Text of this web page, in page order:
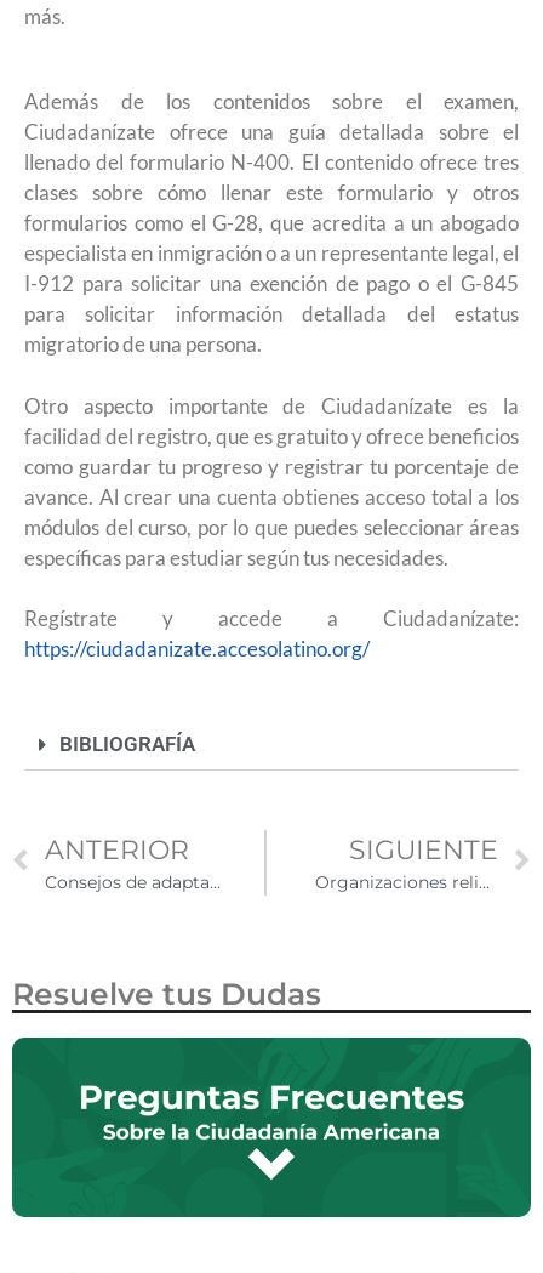
más.
Además de los contenidos sobre el examen,
Ciudadanízate ofrece una guía detallada sobre el
llenado del formulario N-400. El contenido ofrece tres
clases sobre cómo llenar este formulario y otros
formularios como el G-28, que acredita a un abogado
especialista en inmigración o a un representante legal, el
I-912 para solicitar una exención de pago o el G-845
para solicitar información detallada del estatus
migratorio de una persona.
Otro aspecto importante de Ciudadanízate es la
facilidad del registro, que es gratuito y ofrece beneficios
como guardar tu progreso y registrar tu porcentaje de
avance. Al crear una cuenta obtienes acceso total a los
módulos del curso, por lo que puedes seleccionar áreas
específicas para estudiar según tus necesidades.
Regístrate y accede a Ciudadanízate:
https://ciudadanizate.accesolatino.org/
BIBLIOGRAFÍA
ANTERIOR
Consejos de adaptación cultural en EUA
SIGUIENTE
Organizaciones religiosas en El Paso, Texas denuncian impacto de nuevas políticas migratorias
Resuelve tus Dudas